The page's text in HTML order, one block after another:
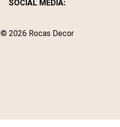
SOCIAL MEDIA:
© 2026 Rocas Decor